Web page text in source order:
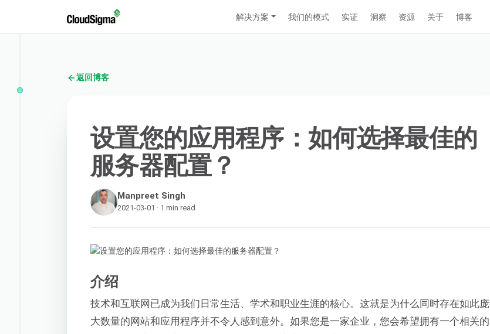
解决方案 我们的模式 实证 洞察 资源 关于 博客
返回博客
设置您的应用程序：如何选择最佳的
服务器配置？
Manpreet Singh
2021-03-01 · 1 min read
介绍
技术和互联网已成为我们日常生活、学术和职业生涯的核心。这就是为什么同时存在如此庞
大数量的网站和应用程序并不令人感到意外。如果您是一家企业，您会希望拥有一个相关的